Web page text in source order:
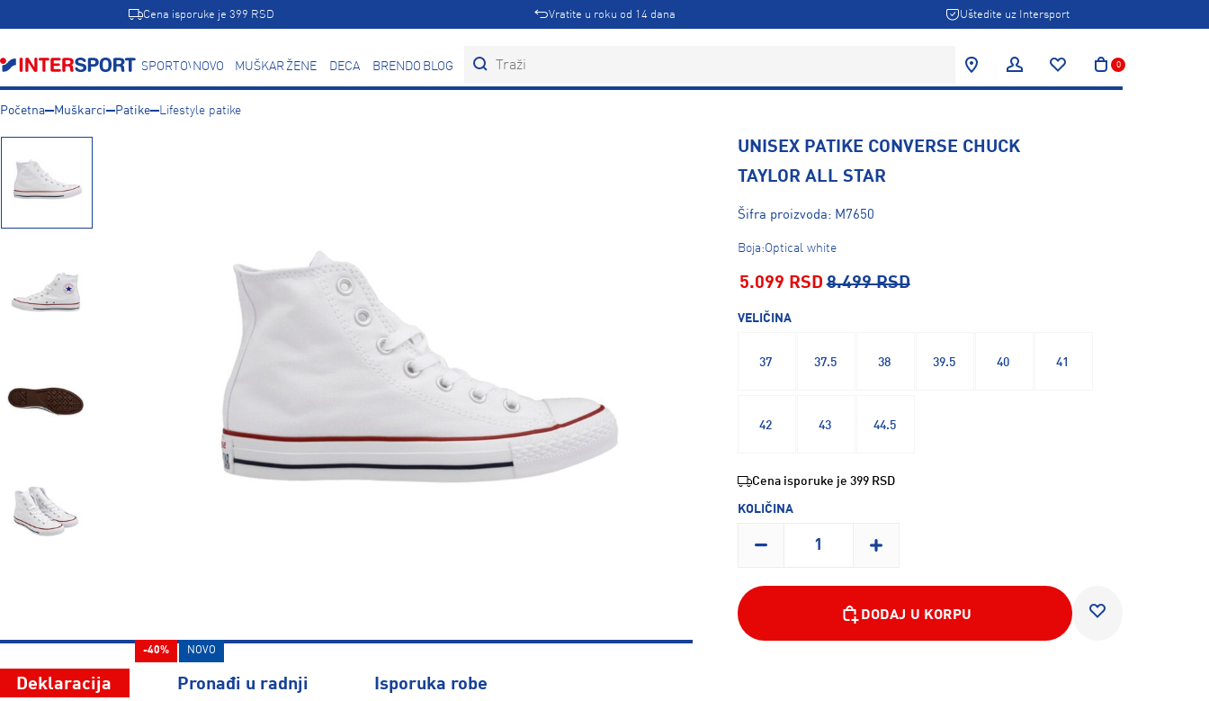
Cena isporuke je 399 RSD Vratite u roku od 14 dana Uštedite uz Intersport
SPORTOVINOVO MUŠKARCIŽENE DECA BRENDOVIBLOG 0
Početna Muškarci Patike Lifestyle patike
-40% NOVO
Deklaracija Pronađi u radnji Isporuka robe
UNISEX PATIKE CONVERSE CHUCK
TAYLOR ALL STAR
Šifra proizvoda: M7650
Boja:Optical white
5.099 RSD 8.499 RSD
VELIČINA
37 37.5 38 39.5 40 41
42 43 44.5
Cena isporuke je 399 RSD
KOLIČINA
DODAJ U KORPU